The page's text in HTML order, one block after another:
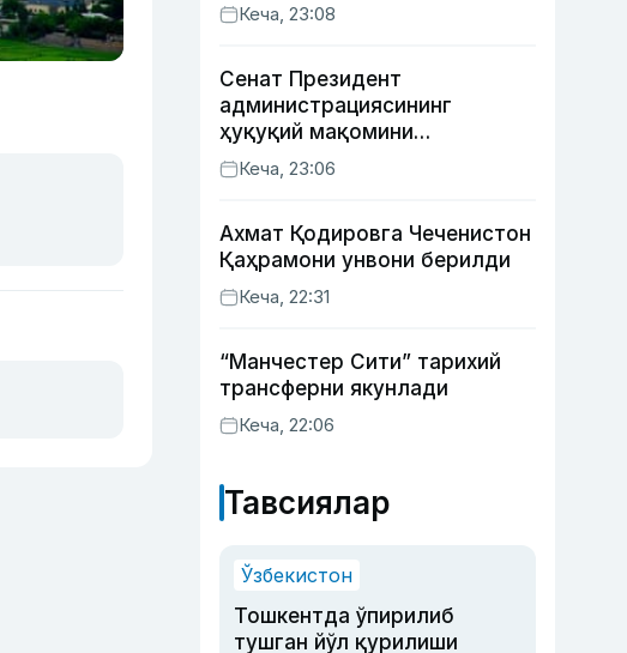
Кеча, 23:08
Сенат Президент
администрациясининг
ҳуқуқий мақомини
белгиловчи конституциявий
қонунни маъқуллади
Кеча, 23:06
Ахмат Қодировга Чеченистон
Қаҳрамони унвони берилди
Кеча, 22:31
“Манчестер Сити” тарихий
трансферни якунлади
Кеча, 22:06
Тавсиялар
Ўзбекистон
Тошкентда ўпирилиб
тушган йўл қурилиши